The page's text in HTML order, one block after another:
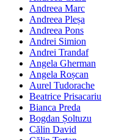
Andreea Marc
Andreea Pleșa
Andreea Pons
Andrei Simion
Andrei Trandaf
Angela Gherman
Angela Roșcan
Aurel Tudorache
Beatrice Prisacariu
Bianca Preda
Bogdan Șoltuzu
Călin David